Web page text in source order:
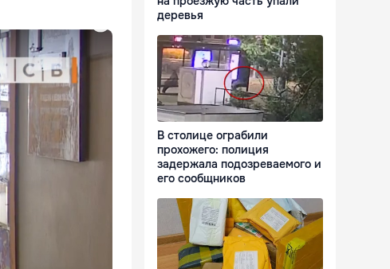
деревья
В столице ограбили
прохожего: полиция
задержала подозреваемого и
его сообщников